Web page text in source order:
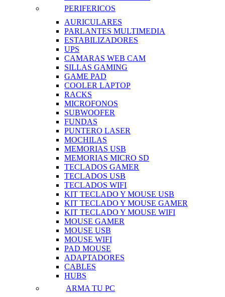
PERIFERICOS
AURICULARES
PARLANTES MULTIMEDIA
ESTABILIZADORES
UPS
CAMARAS WEB CAM
SILLAS GAMING
GAME PAD
COOLER LAPTOP
RACKS
MICROFONOS
SUBWOOFER
FUNDAS
PUNTERO LASER
MOCHILAS
MEMORIAS USB
MEMORIAS MICRO SD
TECLADOS GAMER
TECLADOS USB
TECLADOS WIFI
KIT TECLADO Y MOUSE USB
KIT TECLADO Y MOUSE GAMER
KIT TECLADO Y MOUSE WIFI
MOUSE GAMER
MOUSE USB
MOUSE WIFI
PAD MOUSE
ADAPTADORES
CABLES
HUBS
ARMA TU PC